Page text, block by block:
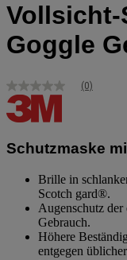
Goggle
Kein
Bewertungswert
Link
gleichen
Seite.
(0)
Schutzmaske
Brille in
Scotch gard®.
Augenschutz der
Gebrauch.
Höhere
entgegen